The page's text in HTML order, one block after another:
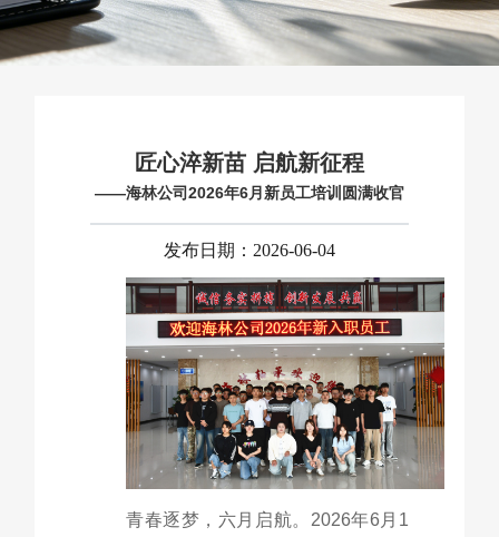
技术中心
匠心淬新苗 启航新征程
——海林公司2026年6月新员工培训圆满收官
发布日期：2026-06-04
青春逐梦，六月启航。2026年6月1